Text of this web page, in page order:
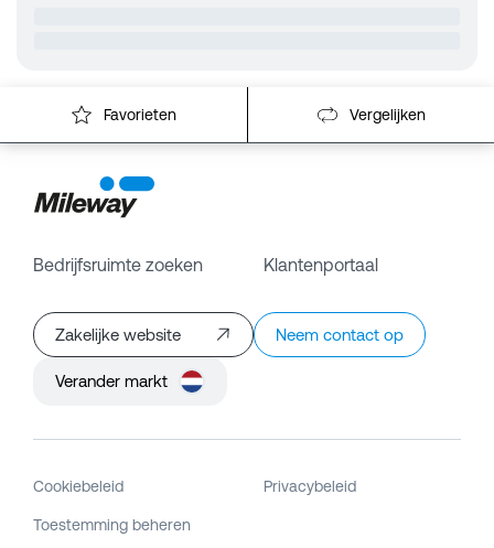
Favorieten Vergelijken
Bedrijfsruimte zoeken Klantenportaal
Zakelijke website Neem contact op
Verander markt
Cookiebeleid Privacybeleid
Toestemming beheren